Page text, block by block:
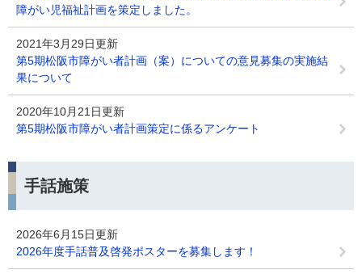
障がい児福祉計画を策定しました。
2021年3月29日更新
第5期松阪市障がい者計画（案）についての意見募集の実施結
果について
2020年10月21日更新
第5期松阪市障がい者計画策定に係るアンケート
手話施策
2026年6月15日更新
2026年度手話普及啓発ポスターを募集します！